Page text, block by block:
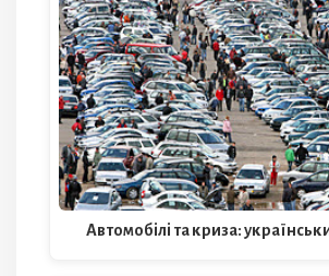
Автомобілі та криза: